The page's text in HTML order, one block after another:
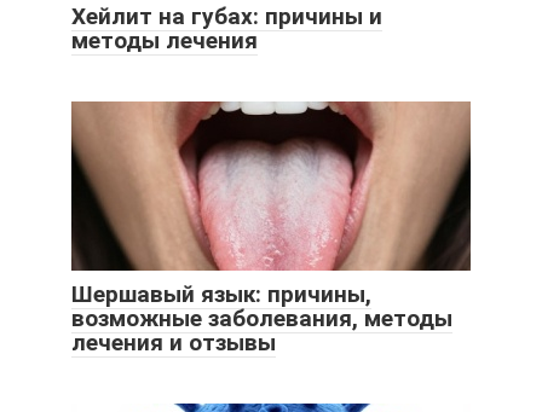
Хейлит на губах: причины и
методы лечения
Шершавый язык: причины,
возможные заболевания, методы
лечения и отзывы